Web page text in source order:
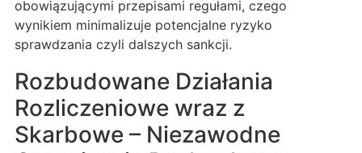
obowiązującymi przepisami regułami, czego
wynikiem minimalizuje potencjalne ryzyko
sprawdzania czyli dalszych sankcji.
Rozbudowane Działania
Rozliczeniowe wraz z
Skarbowe – Niezawodne